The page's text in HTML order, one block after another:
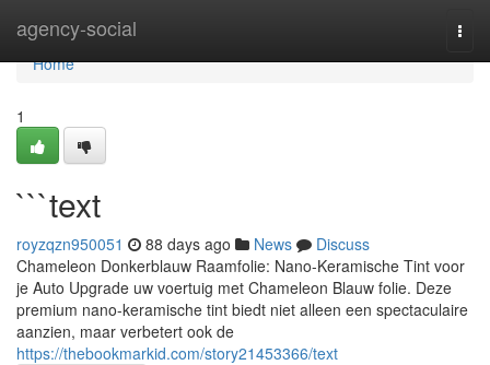
agency-social
Home
Home
1
```text
royzqzn950051 88 days ago News
Discuss
Chameleon Donkerblauw Raamfolie: Nano-Keramische Tint voor
je Auto Upgrade uw voertuig met Chameleon Blauw folie. Deze
premium nano-keramische tint biedt niet alleen een spectaculaire
aanzien, maar verbetert ook de
https://thebookmarkid.com/story21453366/text